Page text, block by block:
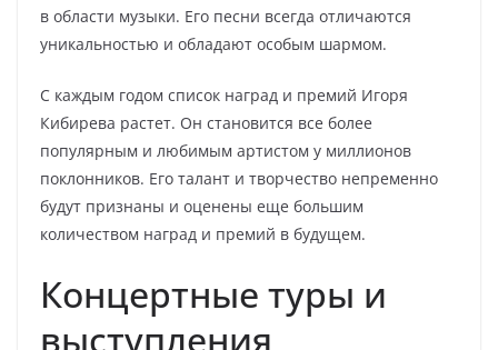
в области музыки. Его песни всегда отличаются
уникальностью и обладают особым шармом.
С каждым годом список наград и премий Игоря
Кибирева растет. Он становится все более
популярным и любимым артистом у миллионов
поклонников. Его талант и творчество непременно
будут признаны и оценены еще большим
количеством наград и премий в будущем.
Концертные туры и
выступления